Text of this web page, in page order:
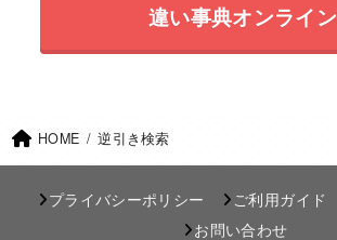
違い事典オンライン
HOME 逆引き検索
プライバシーポリシー ご利用ガイド
お問い合わせ